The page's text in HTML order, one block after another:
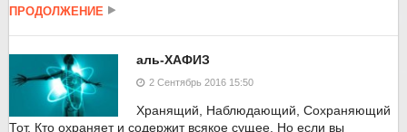
ПРОДОЛЖЕНИЕ
аль-ХАФИЗ
2 Сентябрь 2016 15:50
Хранящий, Наблюдающий, Сохраняющий
Тот, Кто охраняет и содержит всякое сущее. Но если вы